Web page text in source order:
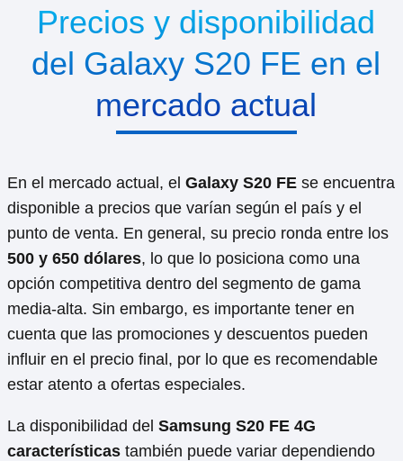
Precios y disponibilidad
del Galaxy S20 FE en el
mercado actual
En el mercado actual, el Galaxy S20 FE se encuentra
disponible a precios que varían según el país y el
punto de venta. En general, su precio ronda entre los
500 y 650 dólares, lo que lo posiciona como una
opción competitiva dentro del segmento de gama
media-alta. Sin embargo, es importante tener en
cuenta que las promociones y descuentos pueden
influir en el precio final, por lo que es recomendable
estar atento a ofertas especiales.
La disponibilidad del Samsung S20 FE 4G
características también puede variar dependiendo